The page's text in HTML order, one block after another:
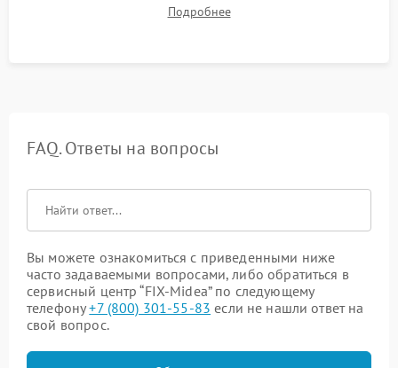
остаточного тепла и систем защиты от перегрева.
Подробнее
FAQ. Ответы на вопросы
Вы можете ознакомиться с приведенными ниже
часто задаваемыми вопросами, либо обратиться в
сервисный центр “FIX-Midea” по следующему
телефону+7 (800) 301-55-83 если не нашли ответ на
свой вопрос.